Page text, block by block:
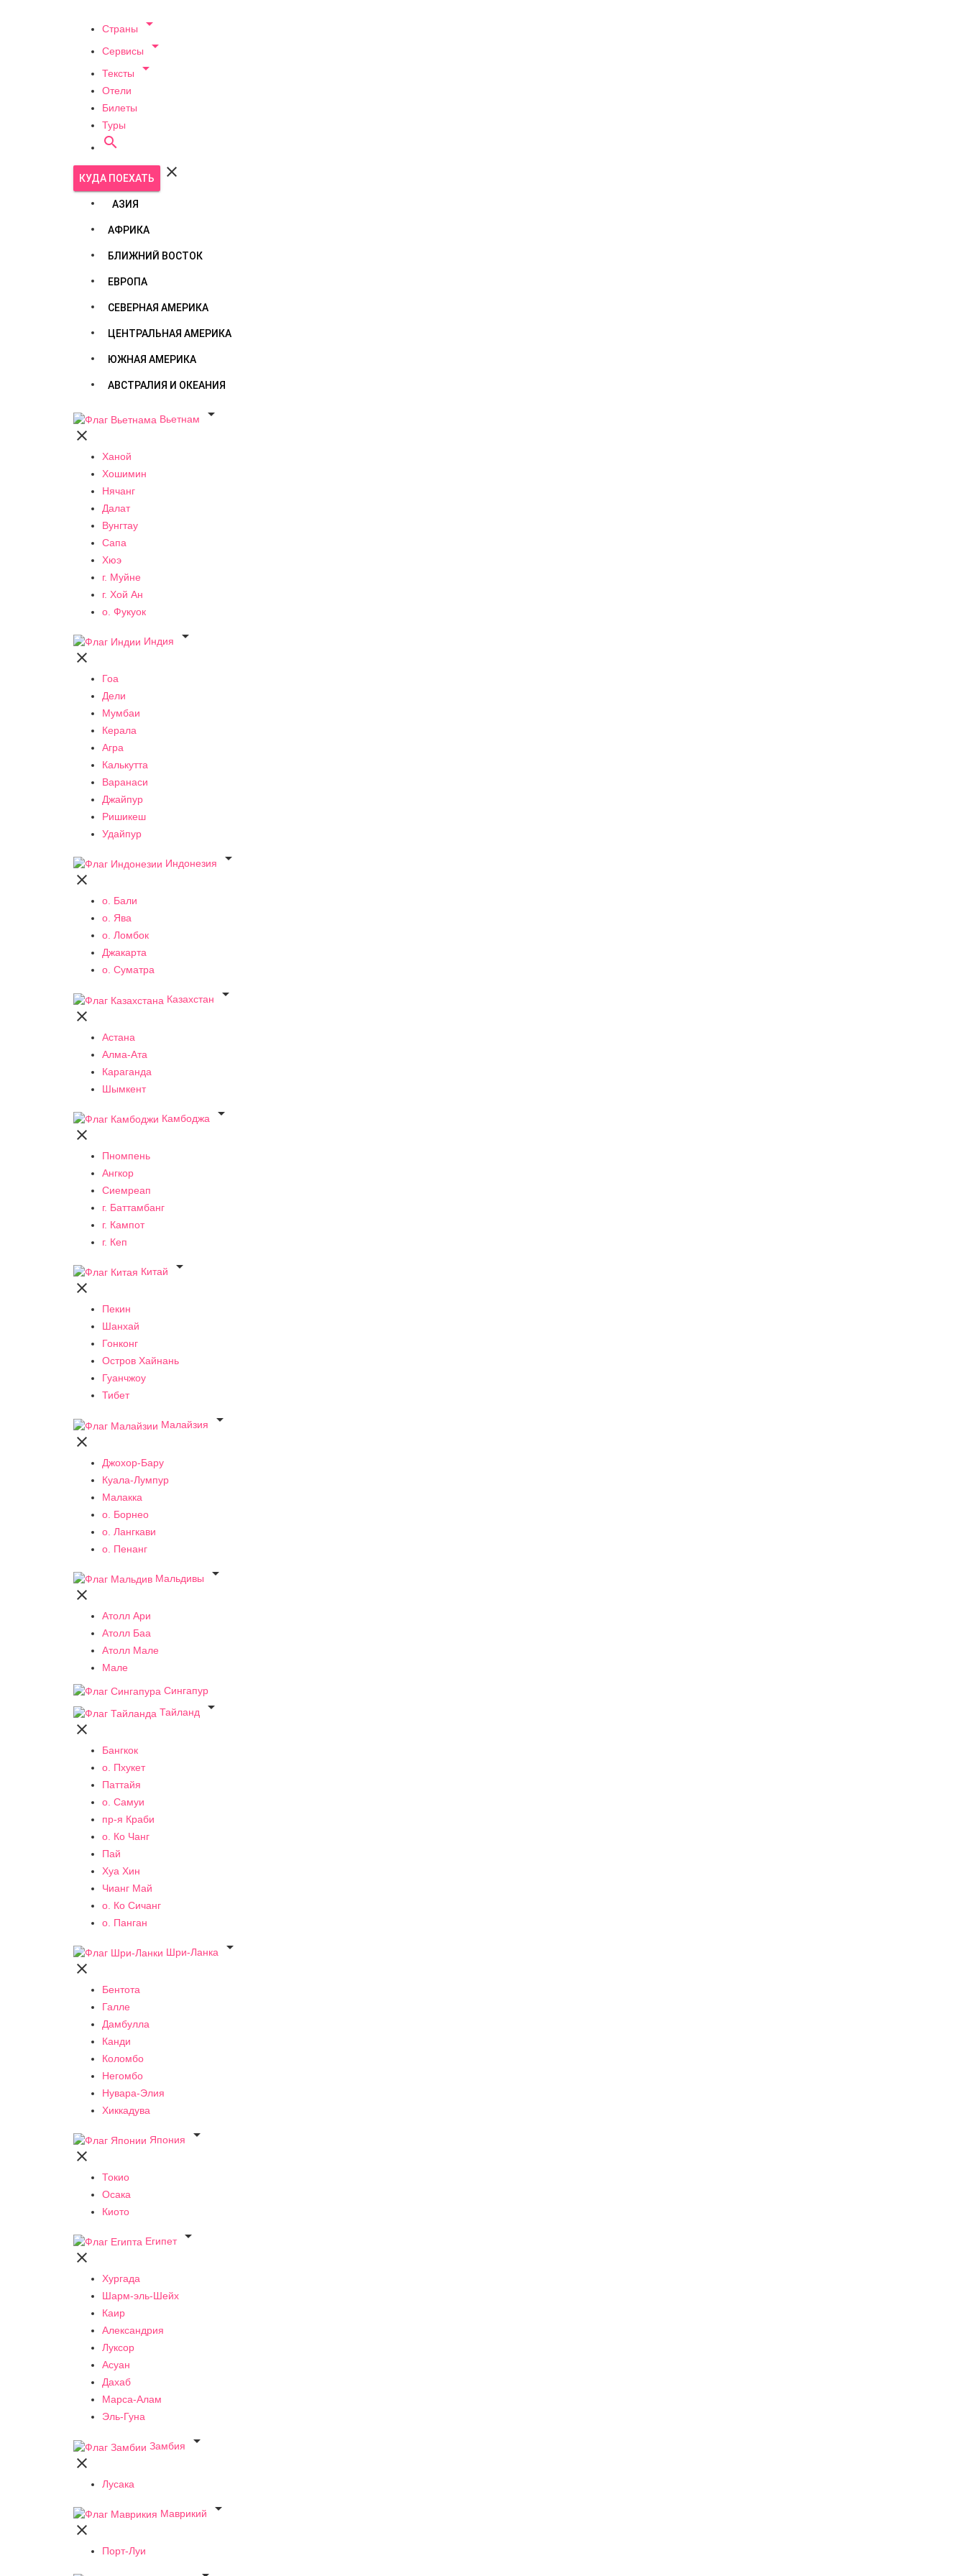
Страны 
Сервисы 
Тексты 
Отели
Билеты
Туры

КУДА ПОЕХАТЬ 
АЗИЯ
АФРИКА
БЛИЖНИЙ ВОСТОК
ЕВРОПА
СЕВЕРНАЯ АМЕРИКА
ЦЕНТРАЛЬНАЯ АМЕРИКА
ЮЖНАЯ АМЕРИКА
АВСТРАЛИЯ И ОКЕАНИЯ
Вьетнам


Ханой
Хошимин
Нячанг
Далат
Вунгтау
Сапа
Хюэ
г. Муйне
г. Хой Ан
о. Фукуок
Индия


Гоа
Дели
Мумбаи
Керала
Агра
Калькутта
Варанаси
Джайпур
Ришикеш
Удайпур
Индонезия


о. Бали
о. Ява
о. Ломбок
Джакарта
о. Суматра
Казахстан


Астана
Алма-Ата
Караганда
Шымкент
Камбоджа


Пномпень
Ангкор
Сиемреап
г. Баттамбанг
г. Кампот
г. Кеп
Китай


Пекин
Шанхай
Гонконг
Остров Хайнань
Гуанчжоу
Тибет
Малайзия


Джохор-Бару
Куала-Лумпур
Малакка
о. Борнео
о. Лангкави
о. Пенанг
Мальдивы


Атолл Ари
Атолл Баа
Атолл Мале
Мале
Сингапур
Тайланд


Бангкок
о. Пхукет
Паттайя
о. Самуи
пр-я Краби
о. Ко Чанг
Пай
Хуа Хин
Чианг Май
о. Ко Сичанг
о. Панган
Шри-Ланка


Бентота
Галле
Дамбулла
Канди
Коломбо
Негомбо
Нувара-Элия
Хиккадува
Япония


Токио
Осака
Киото
Египет


Хургада
Шарм-эль-Шейх
Каир
Александрия
Луксор
Асуан
Дахаб
Марса-Алам
Эль-Гуна
Замбия


Лусака
Маврикий


Порт-Луи